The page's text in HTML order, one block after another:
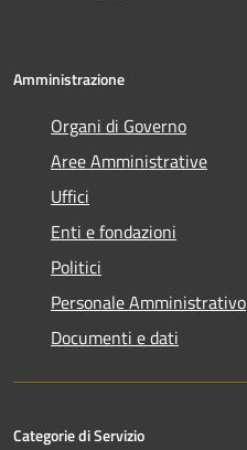
Amministrazione
Organi di Governo
Aree Amministrative
Uffici
Enti e fondazioni
Politici
Personale Amministrativo
Documenti e dati
Categorie di Servizio